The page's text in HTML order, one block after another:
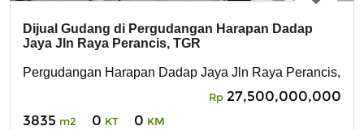
Dijual Gudang di Pergudangan Harapan Dadap
Jaya Jln Raya Perancis, TGR
Pergudangan Harapan Dadap Jaya Jln Raya Perancis,
Rp 27,500,000,000
3835 m2 0 KT 0 KM